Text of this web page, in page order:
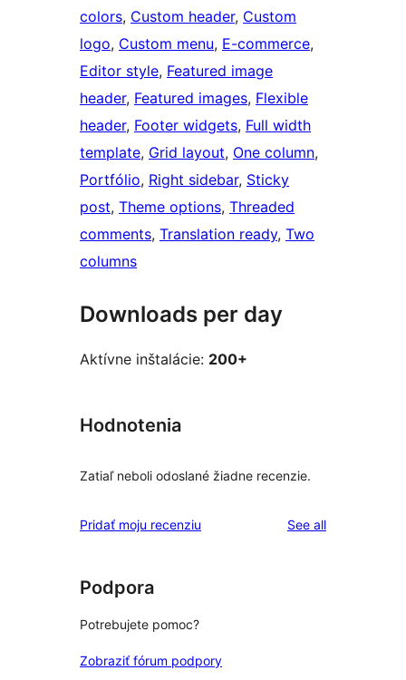
colors, Custom header, Custom
logo, Custom menu, E-commerce
Editor style, Featured image
header, Featured images, Flexible
header, Footer widgets, Full width
template, Grid layout, One column
Portfólio, Right sidebar, Sticky
post, Theme options, Threaded
comments, Translation ready, Two
columns
Downloads per day
Aktívne inštalácie: 200+
Hodnotenia
Zatiaľ neboli odoslané žiadne recenzie.
Pridať moju recenziu See allreviews
Podpora
Potrebujete pomoc?
Zobraziť fórum podpory